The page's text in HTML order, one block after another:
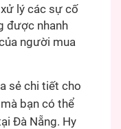
lý các sự cố
được nhanh
người mua
sẻ chi tiết cho
bạn có thể
Đà Nẵng. Hy